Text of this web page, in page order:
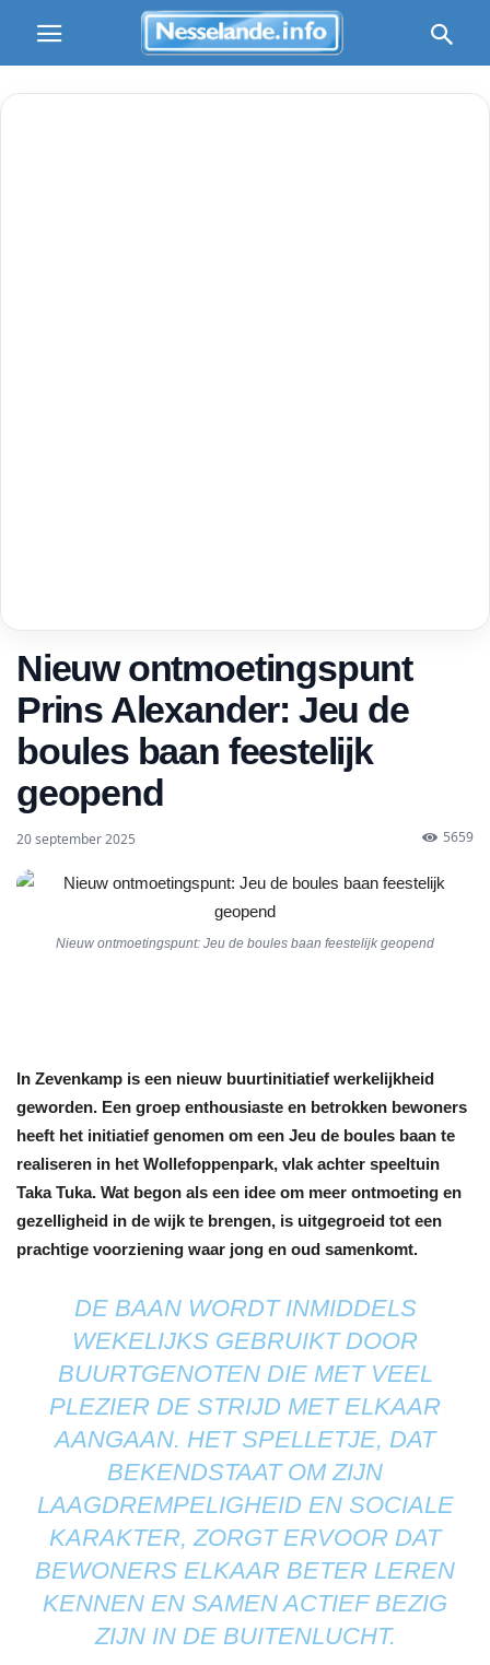
Nieuw ontmoetingspunt
Prins Alexander: Jeu de
boules baan feestelijk
geopend
20 september 2025 5659
Nieuw ontmoetingspunt: Jeu de boules baan feestelijk geopend
In Zevenkamp is een nieuw buurtinitiatief werkelijkheid
geworden. Een groep enthousiaste en betrokken bewoners
heeft het initiatief genomen om een Jeu de boules baan te
realiseren in het Wollefoppenpark, vlak achter speeltuin
Taka Tuka. Wat begon als een idee om meer ontmoeting en
gezelligheid in de wijk te brengen, is uitgegroeid tot een
prachtige voorziening waar jong en oud samenkomt.
DE BAAN WORDT INMIDDELS
WEKELIJKS GEBRUIKT DOOR
BUURTGENOTEN DIE MET VEEL
PLEZIER DE STRIJD MET ELKAAR
AANGAAN. HET SPELLETJE, DAT
BEKENDSTAAT OM ZIJN
LAAGDREMPELIGHEID EN SOCIALE
KARAKTER, ZORGT ERVOOR DAT
BEWONERS ELKAAR BETER LEREN
KENNEN EN SAMEN ACTIEF BEZIG
ZIJN IN DE BUITENLUCHT.